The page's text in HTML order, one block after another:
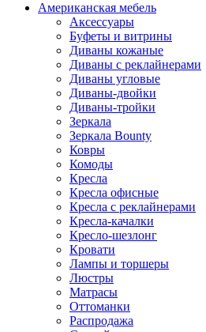
Американская мебель
Аксессуары
Буфеты и витрины
Диваны кожаные
Диваны с реклайнерами
Диваны угловые
Диваны-двойки
Диваны-тройки
Зеркала
Зеркала Bounty
Ковры
Комоды
Кресла
Кресла офисные
Кресла с реклайнерами
Кресла-качалки
Кресло-шезлонг
Кровати
Лампы и торшеры
Люстры
Матрасы
Оттоманки
Распродажа